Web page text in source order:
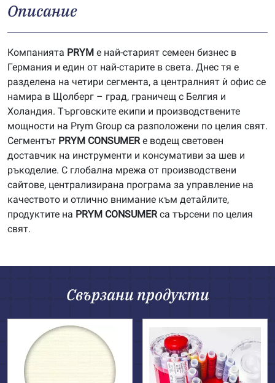
Описание
Компанията PRYM е най-старият семеен бизнес в
Германия и един от най-старите в света. Днес тя е
разделена на четири сегмента, а централният ѝ офис се
намира в Щолберг – град, граничещ с Белгия и
Холандия. Търговските екипи и производствените
мощности на Prym Group са разположени по целия свят.
Сегментът PRYM CONSUMERе водещ световен
доставчик на инструменти и консумативи за шев и
ръкоделие. С глобална мрежа от производствени
сайтове, централизирана програма за управление на
качеството и отлично внимание към детайлите,
продуктите на PRYM CONSUMERса търсени по целия
свят.
Свързани продукти